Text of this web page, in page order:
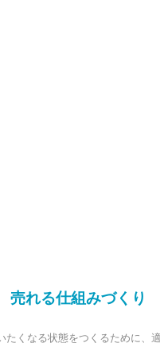
売れる仕組みづくり
くなる状態をつくるために